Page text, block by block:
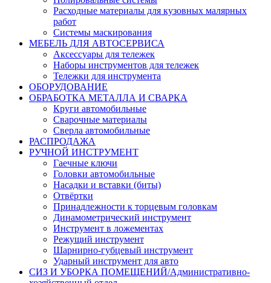
Расходные материалы для кузовных малярных
работ
Системы маскирования
МЕБЕЛЬ ДЛЯ АВТОСЕРВИСА
Аксессуары для тележек
Наборы инструментов для тележек
Тележки для инструмента
ОБОРУДОВАНИЕ
ОБРАБОТКА МЕТАЛЛА И СВАРКА
Круги автомобильные
Сварочные материалы
Сверла автомобильные
РАСПРОДАЖА
РУЧНОЙ ИНСТРУМЕНТ
Гаечные ключи
Головки автомобильные
Насадки и вставки (биты)
Отвёртки
Принадлежности к торцевым головкам
Динамометрический инструмент
Инструмент в ложементах
Режущий инструмент
Шарнирно-губцевый инструмент
Ударный инструмент для авто
СИЗ И УБОРКА ПОМЕЩЕНИЙ/Административно-